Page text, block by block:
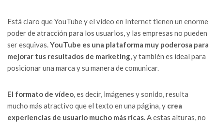
Está claro que YouTube y el vídeo en Internet tienen un enorme
poder de atracción para los usuarios, y las empresas no pueden
ser esquivas.YouTube es una plataforma muy poderosa para
mejorar tus resultados de marketing, y también es ideal para
posicionar una marca y su manera de comunicar.
El formato de vídeo, es decir, imágenes y sonido, resulta
mucho más atractivo que el texto en una página, y crea
experiencias de usuario mucho más ricas. A estas alturas, no